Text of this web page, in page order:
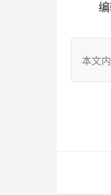
本文